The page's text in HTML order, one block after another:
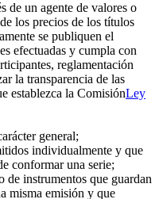
de un agente de valores o
los precios de los títulos
se publiquen el
efectuadas y cumpla con
reglamentación
la transparencia de las
establezca la ComisiónLey
general;
individualmente y que
conformar una serie;
instrumentos que guardan
misma emisión y que